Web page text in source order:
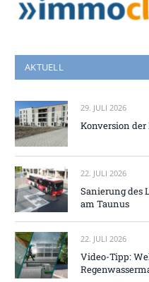
AKTUELL
29. JULI 2026
Konversion
22. JULI 2026
Sanierung des
am Taunus
22. JULI 2026
Video-Tipp: